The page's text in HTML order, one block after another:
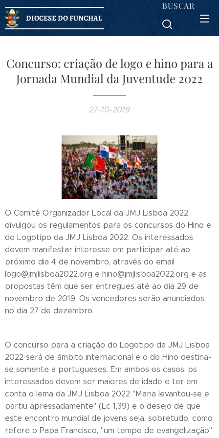
DIOCESE DO FUNCHAL
BUSCAR
Concurso: criação de logo e hino para a
Jornada Mundial da Juventude 2022
27-10-2019
O Comité Organizador Local da JMJ Lisboa 2022
divulgou os regulamentos para os concursos do Hino e
do Logotipo da JMJ Lisboa 2022. Os interessados
devem manifestar interesse em participar até ao
próximo dia 4 de novembro, através do email
logo@jmjlisboa2022.org e hino@jmjlisboa2022.org e as
propostas têm que ser entregues até ao dia 29 de
novembro de 2019. Os vencedores serão anunciados
no dia 27 de dezembro.
O concurso para a criação do Logotipo da JMJ Lisboa
2022 será de âmbito internacional e o do Hino destina-
se somente a portugueses. Em ambos os casos, os
interessados devem ser maiores de idade e ter em
conta o lema da JMJ Lisboa 2022 "Maria levantou-se e
partiu apressadamente" (Lc 1,39) e o desejo de que
este encontro mundial de jovens seja, sobretudo, como
refere o Papa Francisco, "um tempo de evangelização".